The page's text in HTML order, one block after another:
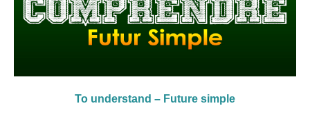
To understand – Future simple